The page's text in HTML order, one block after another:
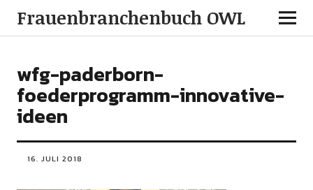
Frauenbranchenbuch OWL
wfg-paderborn-
foederprogramm-innovative-
ideen
16. JULI 2018